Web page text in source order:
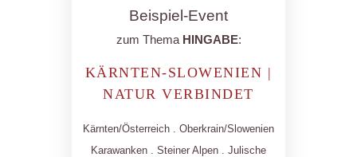
Beispiel-Event
zum Thema HINGABE:
KÄRNTEN-SLOWENIEN |
NATUR VERBINDET
Kärnten/Österreich . Oberkrain/Slowenien
Karawanken . Steiner Alpen . Julische